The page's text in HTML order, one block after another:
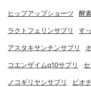
ヒップアップショーツ 酵
ラクトフェリンサプリ す
アスタキサンチンサプリ
コエンザイムq10サプリ
ノコギリヤシサプリ ビオ